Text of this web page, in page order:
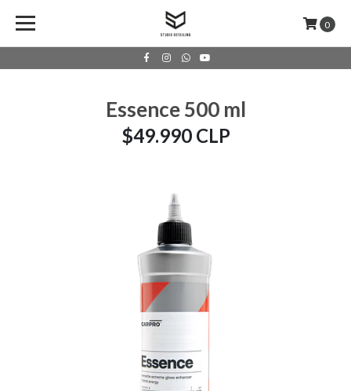
0
Essence 500 ml
$49.990 CLP